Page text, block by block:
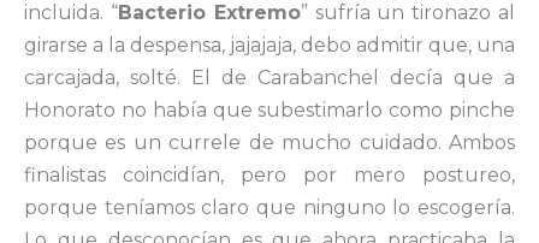
incluida. “Bacterio Extremo” sufría un tironazo al
girarse a la despensa, jajajaja, debo admitir que, una
carcajada, solté. El de Carabanchel decía que a
Honorato no había que subestimarlo como pinche
porque es un currele de mucho cuidado. Ambos
finalistas coincidían, pero por mero postureo,
porque teníamos claro que ninguno lo escogería.